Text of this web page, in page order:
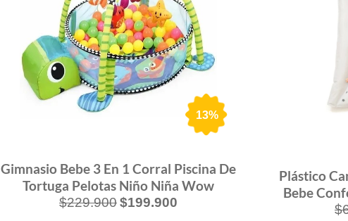
13%
Gimnasio Bebe 3 En 1 Corral Piscina De
Tortuga Pelotas Niño Niña Wow
$229.900$199.900
Plástico
Bebe
$